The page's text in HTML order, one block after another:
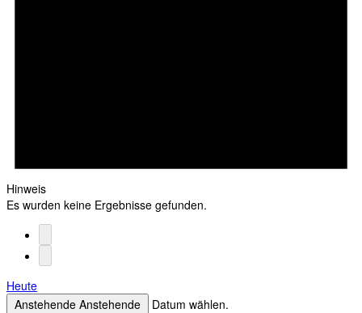
Hinweis
Es wurden keine Ergebnisse gefunden.
Heute
Anstehende Anstehende Datum wählen.